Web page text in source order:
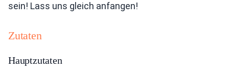
sein! Lass uns gleich anfangen!
Zutaten
Hauptzutaten